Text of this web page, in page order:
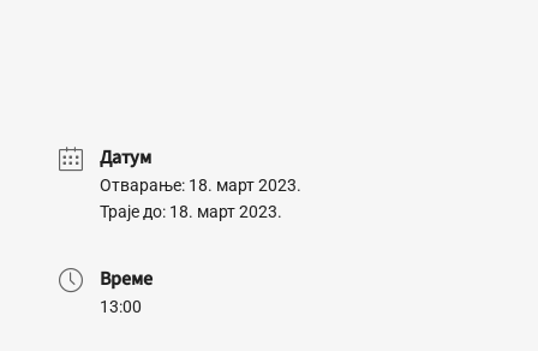
Датум
Отварање: 18. март 2023.
Траје до: 18. март 2023.
Време
13:00